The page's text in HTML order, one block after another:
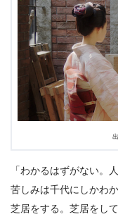
「わかるはずがない。
苦しみは千代にしかわ
芝居をする。芝居をし